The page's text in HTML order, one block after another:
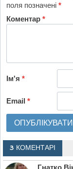
поля позначені*
Коментар*
Ім'я*
Email*
3 КОМЕНТАРІ
Гнатко